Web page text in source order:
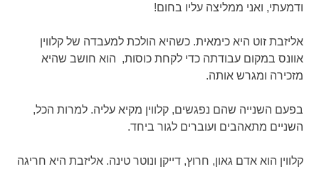
ודמעתי, ואני ממליצה עליו בחום!
אליזבת זוט היא כימאית. כשהיא הולכת למעבדה של קלווין
אוונס במקום עבודתה כדי לקחת כוסות, הוא חושב שהיא
מזכירה ומגרש אותה.
בפעם השנייה שהם נפגשים, קלווין מקיא עליה. למרות הכל,
השניים מתאהבים ועוברים לגור ביחד.
קלווין הוא אדם גאון, חרוץ, דייקן ונוטר טינה. אליזבת היא חריגה